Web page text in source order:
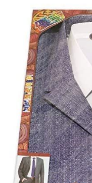
bildgalleriet